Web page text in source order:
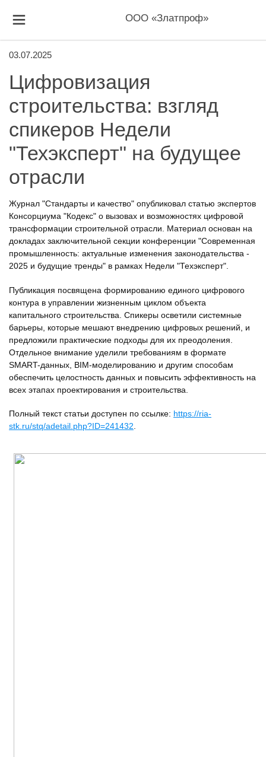
ООО «Златпроф»
03.07.2025
Цифровизация
строительства: взгляд
спикеров Недели
"Техэксперт" на будущее
отрасли
Журнал "Стандарты и качество" опубликовал статью экспертов
Консорциума "Кодекс" о вызовах и возможностях цифровой
трансформации строительной отрасли. Материал основан на
докладах заключительной секции конференции "Современная
промышленность: актуальные изменения законодательства -
2025 и будущие тренды" в рамках Недели "Техэксперт".
Публикация посвящена формированию единого цифрового
контура в управлении жизненным циклом объекта
капитального строительства. Спикеры осветили системные
барьеры, которые мешают внедрению цифровых решений, и
предложили практические подходы для их преодоления.
Отдельное внимание уделили требованиям в формате
SMART-данных, BIM-моделированию и другим способам
обеспечить целостность данных и повысить эффективность на
всех этапах проектирования и строительства.
Полный текст статьи доступен по ссылке: https://ria-
stk.ru/stq/adetail.php?ID=241432